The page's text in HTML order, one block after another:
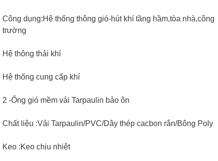
Công dụng:Hệ thống thông gió-hút khí tầng hầm,tòa nhà,công
trường
Hệ thông thải khí
Hệ thống cung cấp khí
2 -Ống gió mềm vải Tarpaulin bảo ôn
Chất liệu :Vải Tarpaulin/PVC/Dây thép cacbon rắn/Bông Poly
Keo :Keo chịu nhiệt